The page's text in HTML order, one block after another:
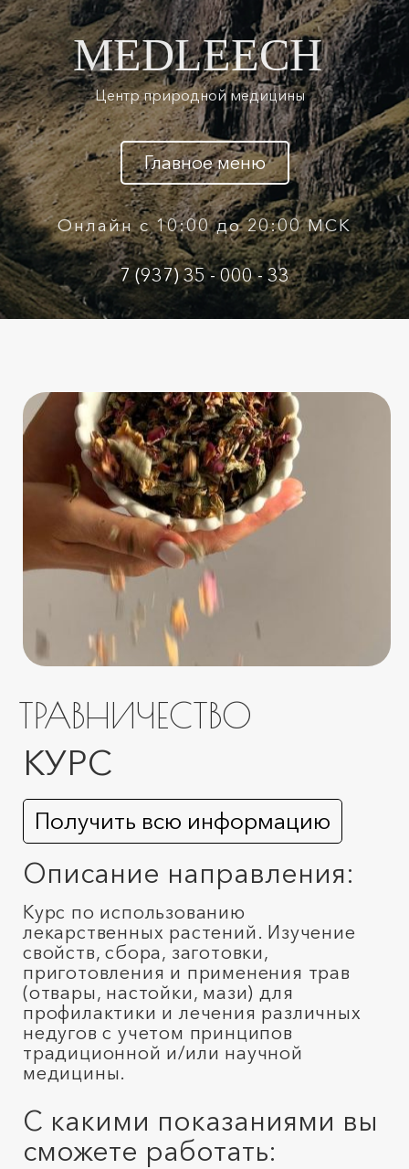
MEDLEECH
Центр природной медицины
Главное меню
Онлайн с 10:00 до 20:00 МСК
7 (937) 35 - 000 - 33
ТРАВНИЧЕСТВО
КУРС
Получить всю информацию
Описание направления:
Курс по использованию
лекарственных растений. Изучение
свойств, сбора, заготовки,
приготовления и применения трав
(отвары, настойки, мази) для
профилактики и лечения различных
недугов с учетом принципов
традиционной и/или научной
медицины.
С какими показаниями вы
сможете работать: